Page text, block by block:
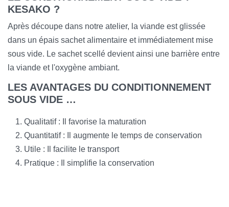
KESAKO ?
Après découpe dans notre atelier, la viande est glissée
dans un épais sachet alimentaire et immédiatement mise
sous vide. Le sachet scellé devient ainsi une barrière entre
la viande et l'oxygène ambiant.
LES AVANTAGES DU CONDITIONNEMENT
SOUS VIDE …
Qualitatif : Il favorise la maturation
Quantitatif : Il augmente le temps de conservation
Utile : Il facilite le transport
Pratique : Il simplifie la conservation